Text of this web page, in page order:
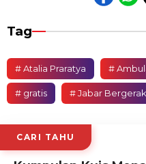
Tag
# Atalia Praratya #
# gratis # Jabar Bergerak
CARI TAHU